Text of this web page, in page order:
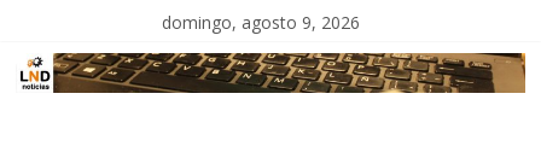
contenido
domingo, agosto 9, 2026